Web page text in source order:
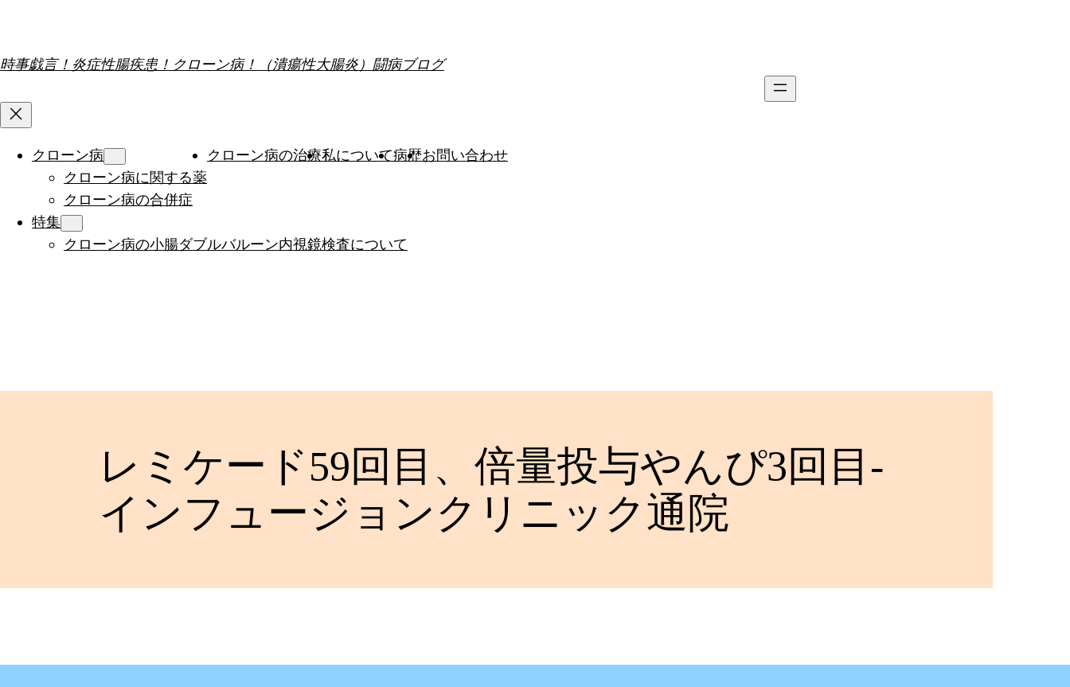
を
ス
キ
ッ
時事戯言！炎症性腸疾患！クローン病！（潰瘍性大腸炎）闘病ブログ
クローン病
クローン病に関する薬
クローン病の合併症
クローン病の治療私について病歴お問い合わせ
特集
クローン病の小腸ダブルバルーン内視鏡検査について
レミケード59回目、倍量投与やんぴ3回目-
インフュージョンクリニック通院